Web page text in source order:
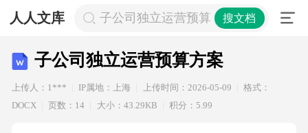
人人文库 子公司独立运营预算方案搜文档
子公司独立运营预算方案
上传人：1*** IP属地：上海 上传时间：2026-05-09
格式：
DOCX
页数：14 大小：43.29KB 积分：5.99